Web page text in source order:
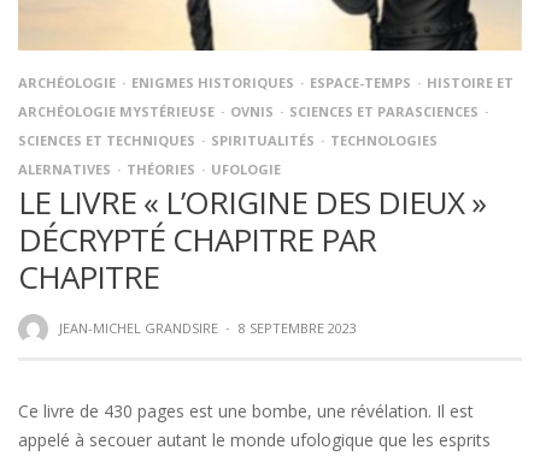
ARCHÉOLOGIE ENIGMES HISTORIQUES ESPACE-TEMPS
HISTOIRE ET
ARCHÉOLOGIE MYSTÉRIEUSE
OVNIS
SCIENCES ET PARASCIENCES
SCIENCES ET TECHNIQUES
SPIRITUALITÉS
TECHNOLOGIES
ALERNATIVES
THÉORIES UFOLOGIE
LE LIVRE « L’ORIGINE DES DIEUX »
DÉCRYPTÉ CHAPITRE PAR
CHAPITRE
JEAN-MICHEL GRANDSIRE · 8 SEPTEMBRE 2023
Ce livre de 430 pages est une bombe, une révélation. Il est
appelé à secouer autant le monde ufologique que les esprits